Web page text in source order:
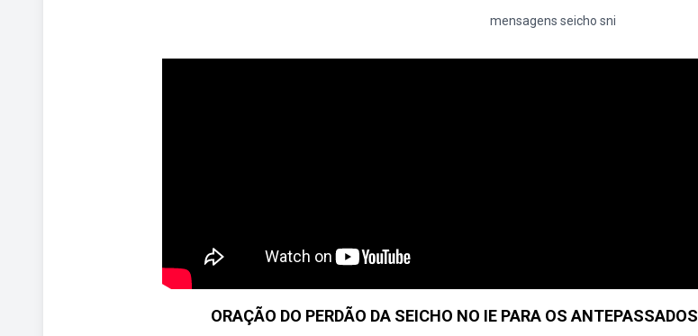
mensagens seicho sni
ORAÇÃO DO PERDÃO DA SEICHO NO IE PARA OS ANTEPASSADOS